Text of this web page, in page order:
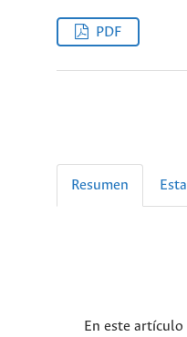
PDF
Resumen
En este